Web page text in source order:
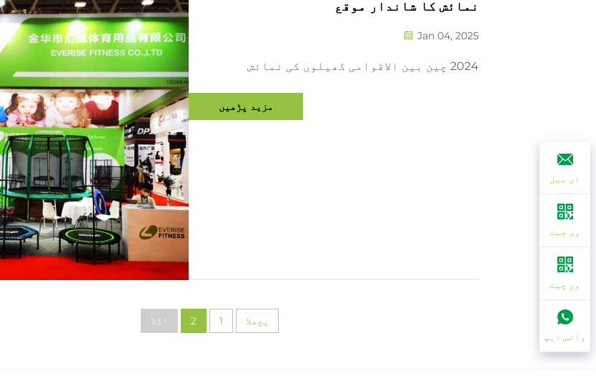
نمائش کا شاندار موقع
Jan 04, 2025
2024 چین بین الاقوامی کھیلوں کی نمائش
مزید پڑھیں
پچھلا 1
2 اگلا
ای میل
وی چیٹ
وی چیٹ
واٹس ایپ